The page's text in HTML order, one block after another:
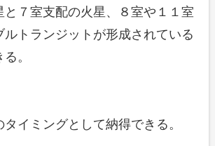
と７室支配の火星、８室や１１室
ルトランジットが形成されている
。
イミングとして納得できる。